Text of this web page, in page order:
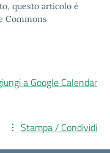
questo articolo è
Commons
a Google Calendar
Stampa / Condividi